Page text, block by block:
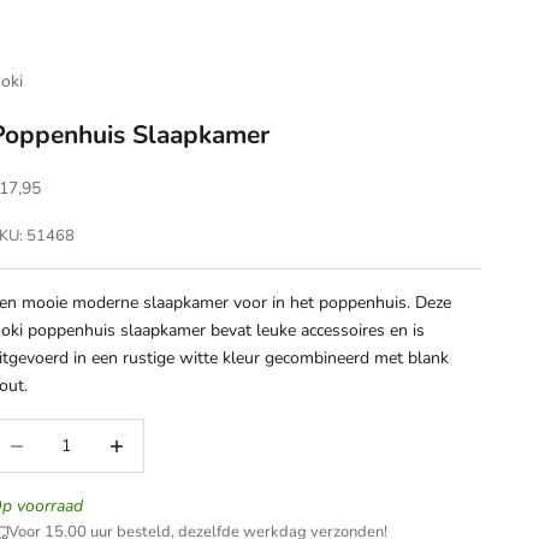
Slaapkamer
51468
mooie moderne slaapkamer voor in het poppenhuis. Deze
poppenhuis slaapkamer bevat leuke accessoires en is
in een rustige witte kleur gecombineerd met blank
voorraad
Voor 15.00 uur besteld, dezelfde werkdag verzonden!